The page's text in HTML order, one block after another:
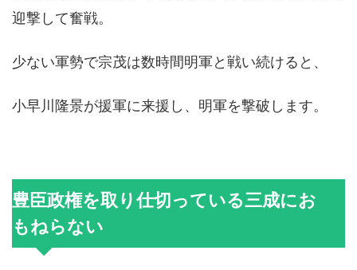
迎撃して奮戦。
少ない軍勢で宗茂は数時間明軍と戦い続けると、
小早川隆景が援軍に来援し、明軍を撃破します。
豊臣政権を取り仕切っている三成にお
もねらない